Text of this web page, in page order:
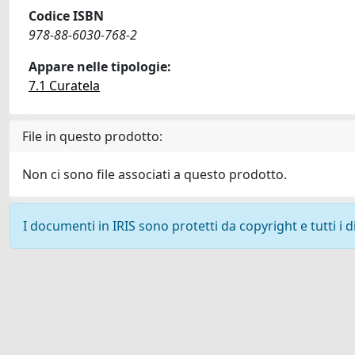
Codice ISBN
978-88-6030-768-2
Appare nelle tipologie:
7.1 Curatela
File in questo prodotto:
Non ci sono file associati a questo prodotto.
I documenti in IRIS sono protetti da copyright e tutti i